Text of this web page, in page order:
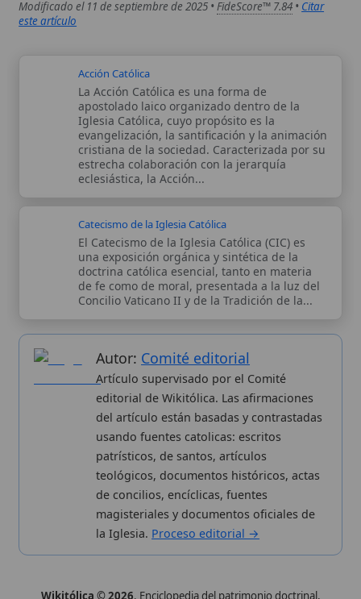
Catecismo de la Iglesia Católica
doctrina católica esencial, tanto en materia
de fe como de moral, presentada a la luz del
Concilio Vaticano II y de la Tradición de la...
Autor: Comité editorial
Artículo supervisado por el Comité
editorial de Wikitólica. Las afirmaciones
usando fuentes catolicas: escritos
patrísticos, de santos, artículos
teológicos, documentos históricos, actas
de concilios, encíclicas, fuentes
magisteriales y documentos oficiales de
Proceso editorial →
Wikitólica © 2026. Enciclopedia del patrimonio doctrinal,
histórico y litúrgico de la Iglesia Católica. Parte de la red formativa
Curso Católico,Buscador CatólicoyCustodio Animae. Con
analíticas anónimas. Licencia CC BY-SA(texto). Editado en
Valencia, España.ISSN: 3101-7339. Bajo el patrocinio de San
Carlo Acutis.
Proceso editorial
Publicación seriada
Datos abiertos
Estadísticas
Aviso legal
Política de privacidad
Más visitados
Nuevas entradas
Aplicaciones
Kit de Prensa
Widgets para tu web